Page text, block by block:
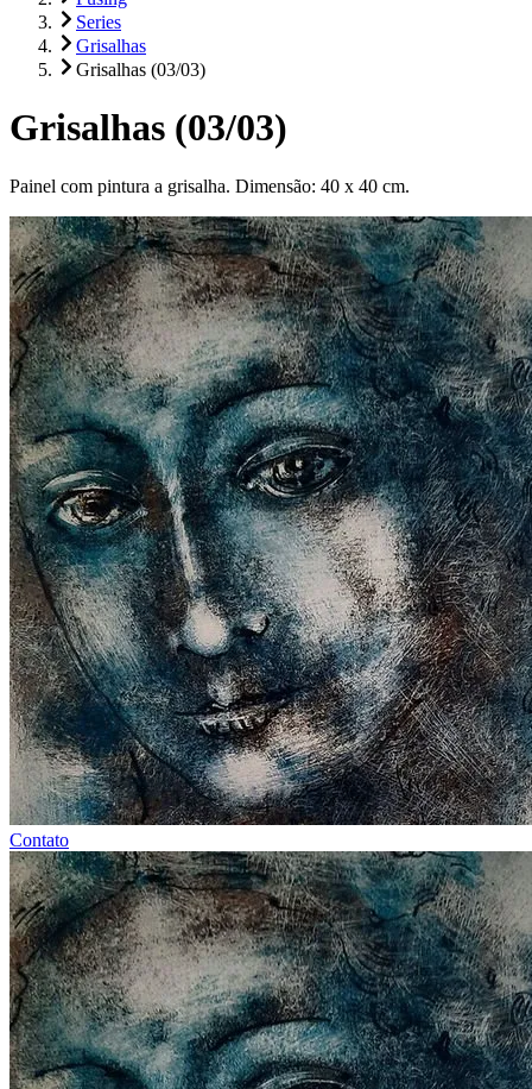
Series
Grisalhas
Grisalhas (03/03)
Grisalhas (03/03)
Painel com pintura a grisalha. Dimensão: 40 x 40 cm.
Contato